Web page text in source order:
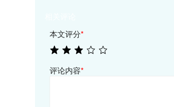
本文评分*
评论内容*